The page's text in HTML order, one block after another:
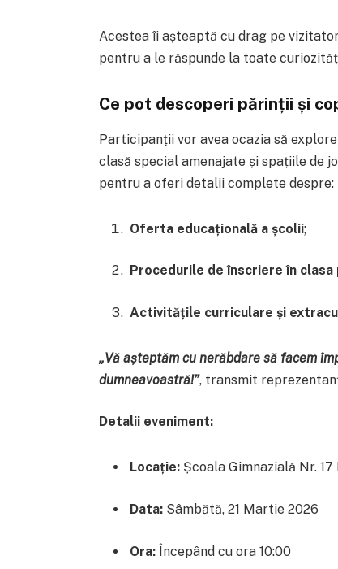
Acestea îi așteaptă cu drag pe
pentru a le răspunde la toate
Ce pot descoperi părinții și
Participanții vor avea ocazia să
clasă special amenajate și spațiile de
pentru a oferi detalii complete despre:
Oferta educațională a școlii;
Procedurile de înscriere în
Activitățile curriculare și
„Vă așteptăm cu nerăbdare să facem
dumneavoastră!”, transmit
Detalii eveniment:
Locație:Școala Gimnazială Nr. 17
Data:Sâmbătă, 21 Martie 2026
Ora:Începând cu ora 10:00